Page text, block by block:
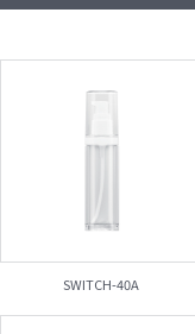
SWITCH-40A